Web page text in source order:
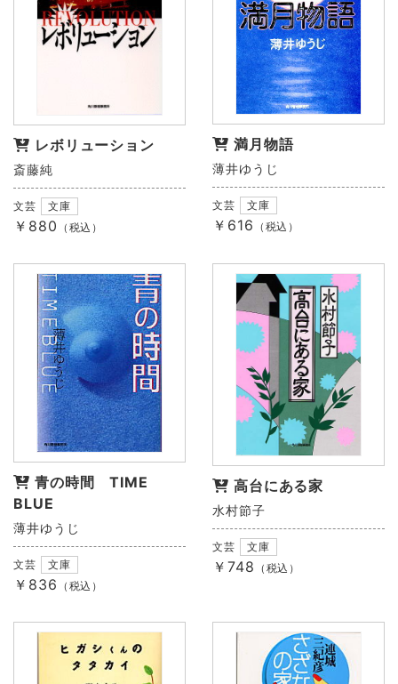
レボリューション
斎藤純
文芸 文庫
￥880 （税込）
満月物語
薄井ゆうじ
文芸 文庫
￥616 （税込）
青の時間 TIME
BLUE
薄井ゆうじ
文芸 文庫
￥836 （税込）
高台にある家
水村節子
文芸 文庫
￥748 （税込）